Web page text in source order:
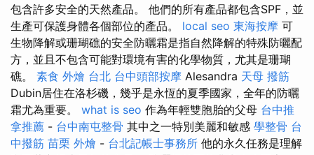
包含許多安全的天然產品。 他們的所有產品都包含SPF，並
生產可保護身體各個部位的產品。 local seo 東海按摩 可
生物降解或珊瑚礁的安全防曬霜是指自然降解的特殊防曬配
方，並且不包含可能對環境有害的化學物質，尤其是珊瑚
礁。 素食 外燴 台北 台中頭部按摩 Alesandra 天母 撥筋
Dubin居住在洛杉磯，幾乎是永恆的夏季國家，全年的防曬
霜尤為重要。 what is seo 作為年輕雙胞胎的父母 台中推
拿推薦 - 台中南屯整骨 其中之一特別美麗和敏感 學整骨 台
中撥筋 苗栗 外燴 - 台北記帳士事務所 他的永久任務是理解